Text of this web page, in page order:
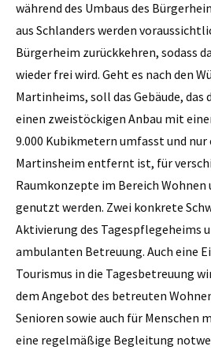
während des Umbaus des
aus Schlanders werden
Bürgerheim zurückkehren, sodass
wieder frei wird. Geht es nach den
Martinheims, soll das Gebäude, das
einen zweistöckigen Anbau mit
9.000 Kubikmetern umfasst und nur
Martinsheim entfernt ist, für
Raumkonzepte im Bereich
genutzt werden. Zwei konkrete
Aktivierung des Tagespflegeheims
ambulanten Betreuung. Auch eine
Tourismus in die Tagesbetreuung
dem Angebot des betreuten
Senioren sowie auch für Menschen
eine regelmäßige Begleitung